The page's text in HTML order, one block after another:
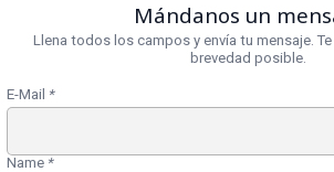
Mándanos un
Llena todos los campos y envía tu mensaje.
brevedad posible.
E-Mail *
Name*